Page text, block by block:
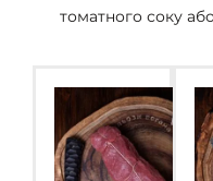
томатного соку